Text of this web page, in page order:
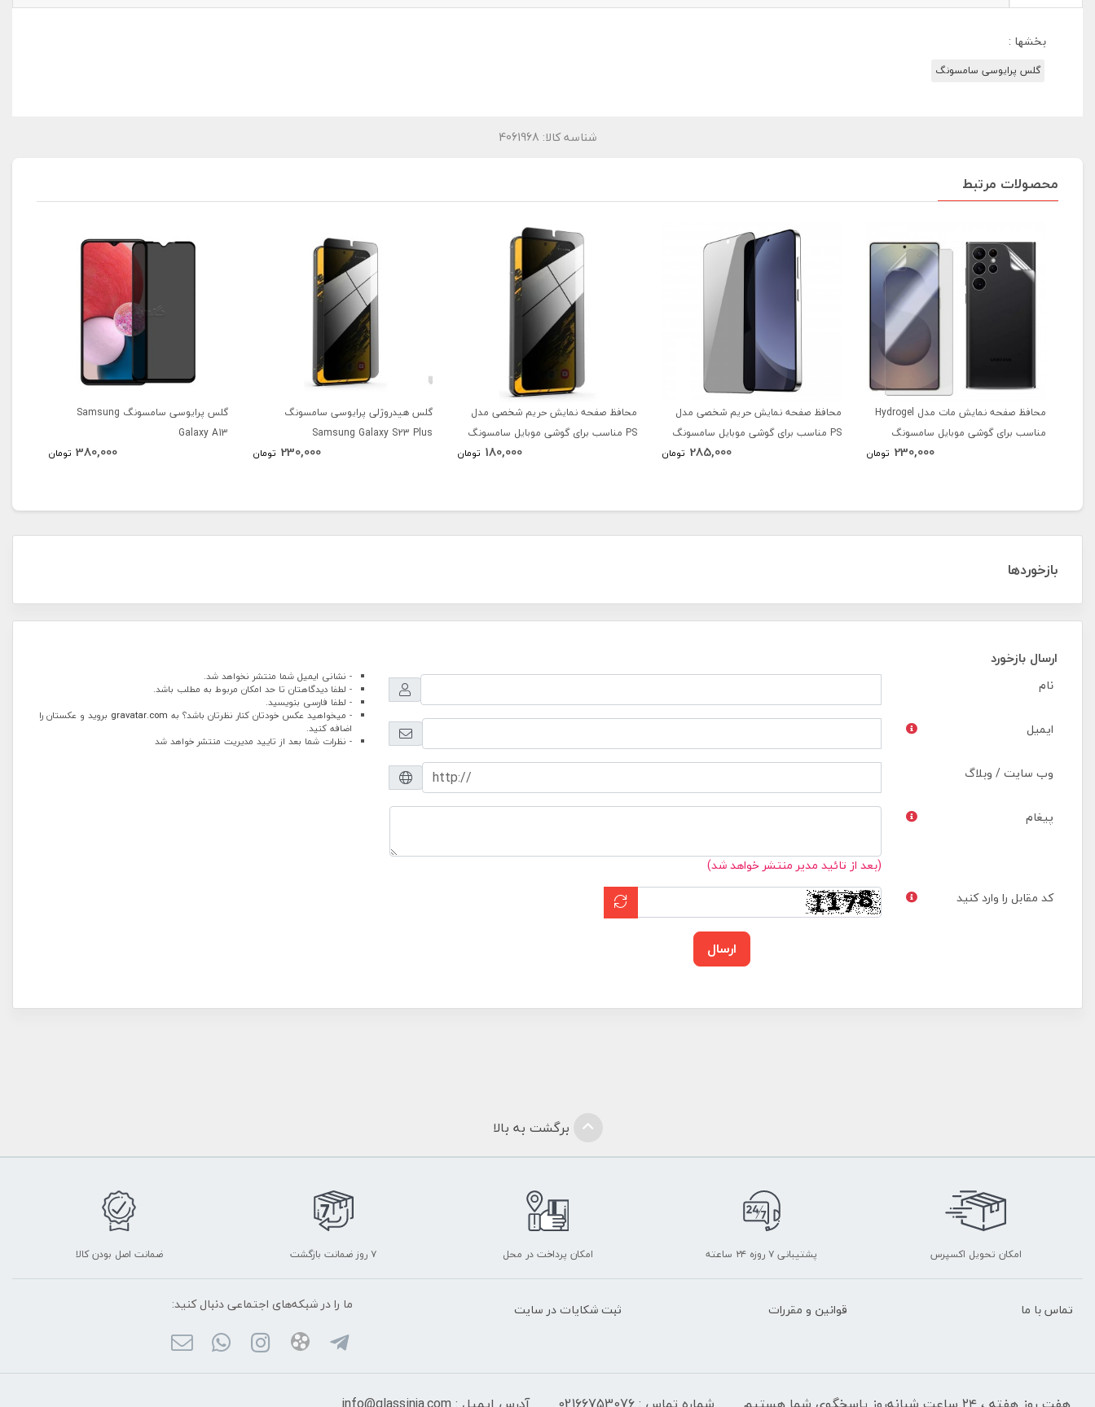
بخشها :
گلس پرایوسی سامسونگ
شناسه کالا: 4061968
محصولات مرتبط
محافظ صفحه نمایش مات مدل Hydrogel
مناسب برای گوشی موبایل سامسونگ
Galaxy S25 Ultra به همراه محافظ پشت
230,000 تومان
محافظ صفحه نمایش حریم شخصی مدل
PS مناسب برای گوشی موبایل سامسونگ
285,000 تومان
محافظ صفحه نمایش حریم شخصی مدل
PS مناسب برای گوشی موبایل سامسونگ
180,000 تومان
گلس هیدروژلی پرایوسی سامسونگ
Samsung Galaxy S23 Plus
230,000 تومان
گلس پرایوسی سامسونگ Samsung
Galaxy A13
380,000 تومان
بازخوردها
ارسال بازخورد
نام
ایمیل
وب سایت / وبلاگ
پیغام
(بعد از تائید مدیر منتشر خواهد شد)
کد مقابل را وارد کنید
ارسال
- نشانی ایمیل شما منتشر نخواهد شد.
- لطفا دیدگاهتان تا حد امکان مربوط به مطلب باشد.
- لطفا فارسی بنویسید.
- میخواهید عکس خودتان کنار نظرتان باشد؟ به gravatar.com بروید و عکستان را
اضافه کنید.
- نظرات شما بعد از تایید مدیریت منتشر خواهد شد
برگشت به بالا
امکان تحویل اکسپرس پشتیبانی ۷ روزه ۲۴ ساعته امکان پرداخت در محل ۷ روز ضمانت بازگشت ضمانت اصل بودن کالا
تماس با ما قوانین و مقررات ثبت شکایات در سایت ما را در شبکه‌های اجتماعی دنبال کنید: